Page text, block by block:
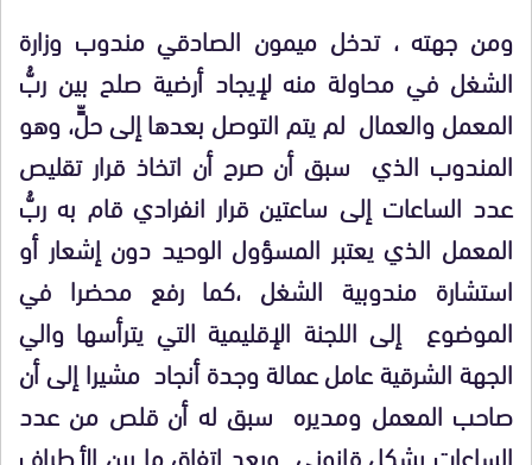
ومن جهته ، تدخل ميمون الصادقي مندوب وزارة
الشغل في محاولة منه لإيجاد أرضية صلح بين ربُّ
المعمل والعمال لم يتم التوصل بعدها إلى حلٍّ، وهو
المندوب الذي سبق أن صرح أن اتخاذ قرار تقليص
عدد الساعات إلى ساعتين قرار انفرادي قام به ربُّ
المعمل الذي يعتبر المسؤول الوحيد دون إشعار أو
استشارة مندوبية الشغل ،كما رفع محضرا في
الموضوع إلى اللجنة الإقليمية التي يترأسها والي
الجهة الشرقية عامل عمالة وجدة أنجاد مشيرا إلى أن
صاحب المعمل ومديره سبق له أن قلص من عدد
الساعات بشكل قانوني وبعد اتفاق ما بين الأطراف